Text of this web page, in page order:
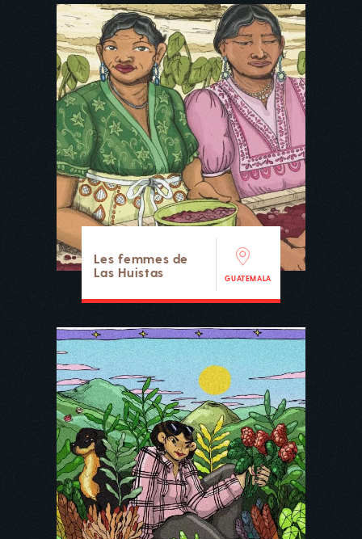
Les femmes de
Las Huistas
GUATEMALA